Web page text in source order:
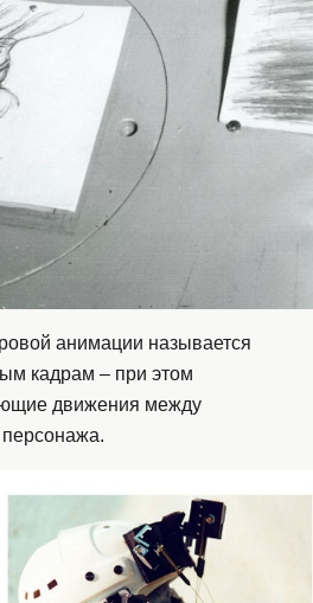
анимации называется
кадрам – при этом
движения между